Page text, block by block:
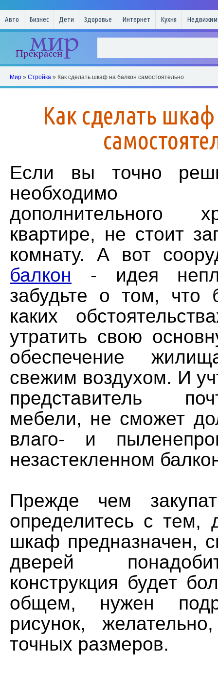
Авто Бизнес Дети Здоровье Интернет Кухня
Мир » Стройка » Как сделать шкаф на балкон самостоятельно
Как сделать
Если вы точно
необходимо
дополнительного
квартире, не стоит
комнату. А вот
балкон - идея
забудьте о том, что
каких
утратить свою
обеспечение
свежим воздухом. И
представитель
мебели, не сможет
влаго- и
незастекленном
Прежде чем
определитесь с тем,
шкаф предназначен,
дверей
конструкция будет
общем, нужен
рисунок,
точных размеров.